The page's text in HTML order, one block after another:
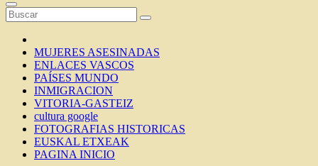
MUJERES ASESINADAS
ENLACES VASCOS
PAÍSES MUNDO
INMIGRACION
VITORIA-GASTEIZ
cultura google
FOTOGRAFIAS HISTORICAS
EUSKAL ETXEAK
PAGINA INICIO